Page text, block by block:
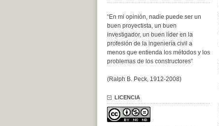
“En mi opinión, nadie puede ser un
buen proyectista, un buen
investigador, un buen líder en la
profesión de la ingeniería civil a
menos que entienda los métodos y los
problemas de los constructores”
(Ralph B. Peck, 1912-2008)
LICENCIA